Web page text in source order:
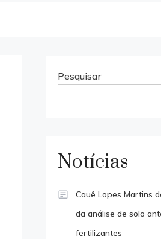
Pesquisar
Notícias
Cauê Lopes Martins
da análise de solo
fertilizantes